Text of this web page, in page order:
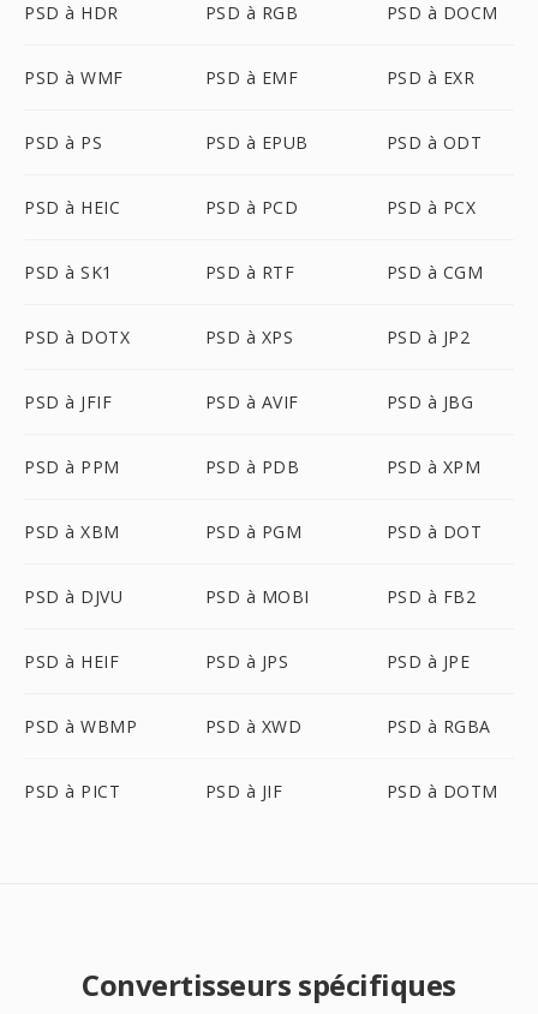
PSD à HDR PSD à RGB PSD à DOCM
PSD à WMF PSD à EMF PSD à EXR
PSD à PS PSD à EPUB PSD à ODT
PSD à HEIC PSD à PCD PSD à PCX
PSD à SK1 PSD à RTF PSD à CGM
PSD à DOTX PSD à XPS PSD à JP2
PSD à JFIF PSD à AVIF PSD à JBG
PSD à PPM PSD à PDB PSD à XPM
PSD à XBM PSD à PGM PSD à DOT
PSD à DJVU PSD à MOBI PSD à FB2
PSD à HEIF PSD à JPS PSD à JPE
PSD à WBMP PSD à XWD PSD à RGBA
PSD à PICT PSD à JIF PSD à DOTM
Convertisseurs spécifiques